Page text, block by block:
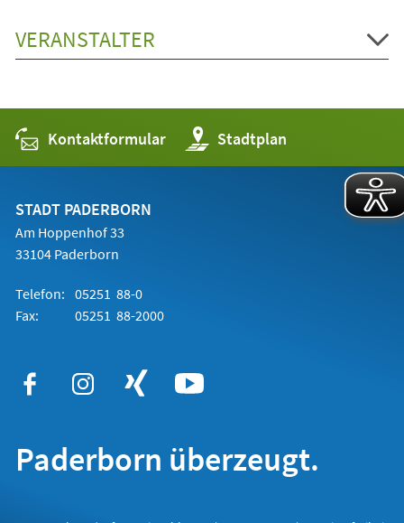
VERANSTALTER
Kontaktformular Stadtplan
(Öffnet
in
einem
STADT PADERBORN
Am Hoppenhof 33
33104 Paderborn
Telefon: 05251 88-0
Fax:
05251 88-2000
Paderborn überzeugt.